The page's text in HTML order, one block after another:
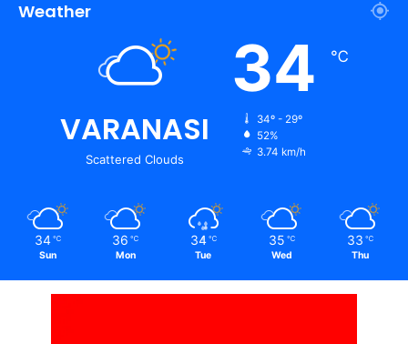
Weather
VARANASI
Scattered Clouds
34 ℃
34º - 29º
52%
3.74 km/h
34 ℃
Sun
36 ℃
Mon
34 ℃
Tue
35 ℃
Wed
33 ℃
Thu